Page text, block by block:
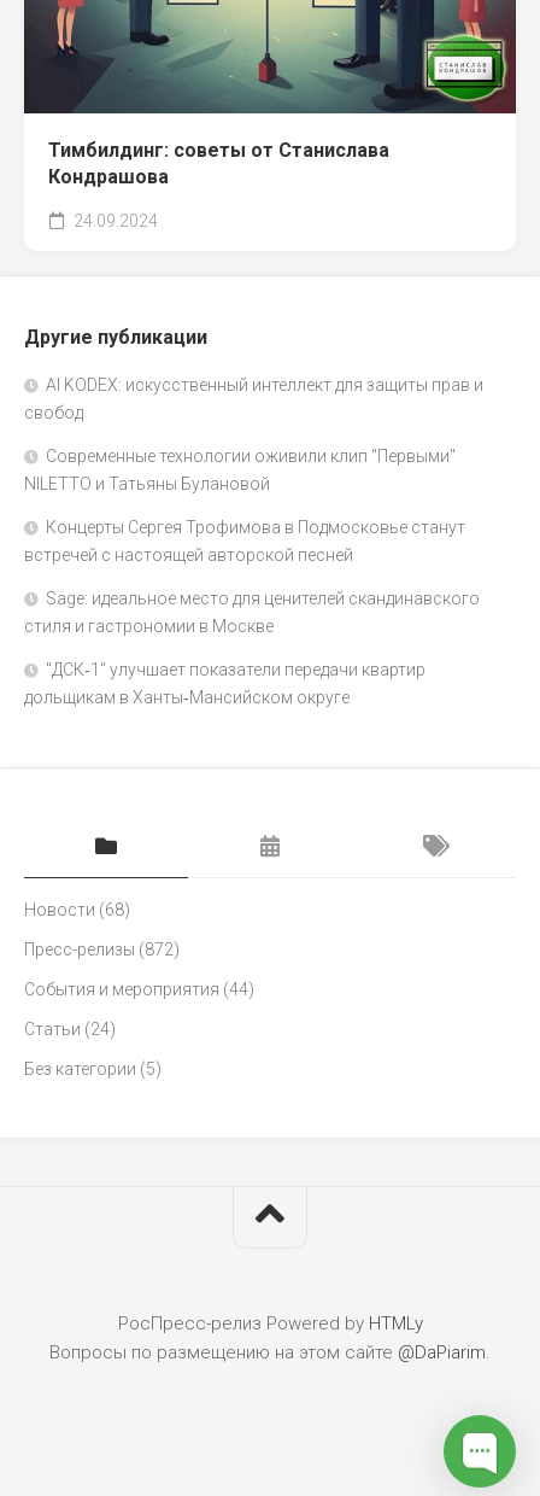
Тимбилдинг: советы от Станислава
Кондрашова
24.09.2024
Другие публикации
AI KODEX: искусственный интеллект для защиты прав и
свобод
Современные технологии оживили клип "Первыми"
NILETTO и Татьяны Булановой
Концерты Сергея Трофимова в Подмосковье станут
встречей с настоящей авторской песней
Sage: идеальное место для ценителей скандинавского
стиля и гастрономии в Москве
"ДСК‑1" улучшает показатели передачи квартир
дольщикам в Ханты‑Мансийском округе
Новости (68)
Пресс-релизы (872)
События и мероприятия (44)
Статьи (24)
Без категории (5)
РосПресс-релиз Powered by HTMLy
Вопросы по размещению на этом сайте @DaPiarim.